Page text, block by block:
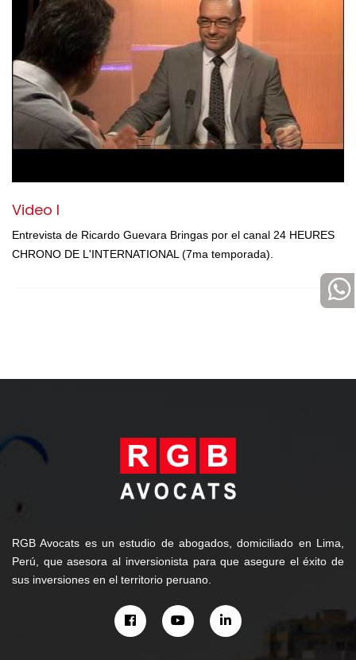
Video I
Entrevista de Ricardo Guevara Bringas por el canal 24 HEURES
CHRONO DE L'INTERNATIONAL (7ma temporada).
RGB Avocats es un estudio de abogados, domiciliado en Lima,
Perú, que asesora al inversionista para que asegure el éxito de
sus inversiones en el territorio peruano.